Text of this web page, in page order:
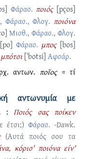
Φάρασ. ποιός [pços]
Φάρασ., Φλογ. ποιόνα
Μισθ., Φάρασ., Φλογ.
[po] Φάρασ. μπος [bos]
μπότσι [ˈbotsi] Αφσάρ.
αντων. ποῖος= τί
αντωνυμία με
:Ποιός σας ποίκεν
έτσι;) Φάρασ. -Dawk.
(Αυτά ποιός σου τα
κόρισ' ποιόνα είν'